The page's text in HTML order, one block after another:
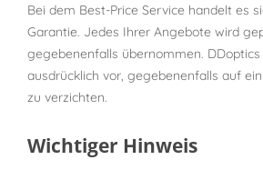
Bei dem Best-Price Service handelt es
Garantie. Jedes Ihrer Angebote wird
gegebenenfalls übernommen.
ausdrücklich vor, gegebenenfalls auf
zu verzichten.
Wichtiger Hinweis